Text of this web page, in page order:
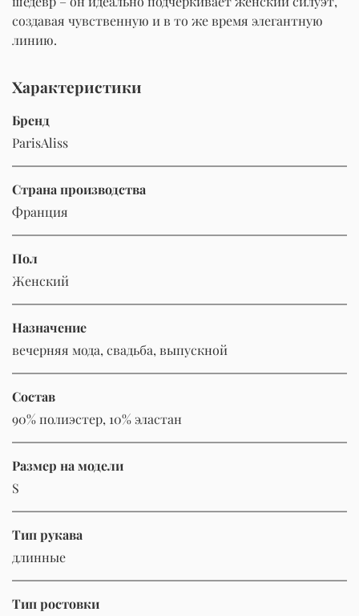
создавая чувственную и в то же время элегантную
линию.
Характеристики
Бренд
ParisAliss
Страна производства
Франция
Пол
Женский
Назначение
вечерняя мода, свадьба, выпускной
Состав
90% полиэстер, 10% эластан
Размер на модели
S
Тип рукава
длинные
Тип ростовки